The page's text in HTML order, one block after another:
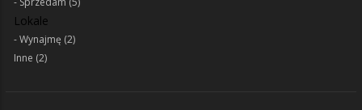
Lokale
Wynajmę (2)
Inne (2)